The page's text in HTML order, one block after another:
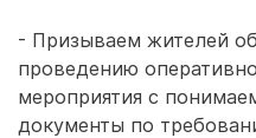
- Призываем жителей
проведению
мероприятия с
документы по